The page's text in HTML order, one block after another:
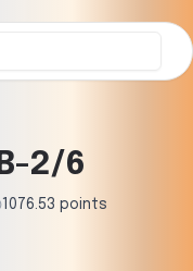
B-2/6
1076.53 points